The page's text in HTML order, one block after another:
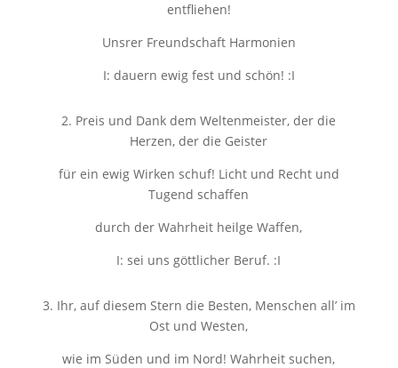
entfliehen!
Unsrer Freundschaft Harmonien
Ι: dauern ewig fest und schön! :Ι
2. Preis und Dank dem Weltenmeister, der die
Herzen, der die Geister
für ein ewig Wirken schuf! Licht und Recht und
Tugend schaffen
durch der Wahrheit heilge Waffen,
Ι: sei uns göttlicher Beruf. :Ι
3. Ihr, auf diesem Stern die Besten, Menschen all’ im
Ost und Westen,
wie im Süden und im Nord! Wahrheit suchen,